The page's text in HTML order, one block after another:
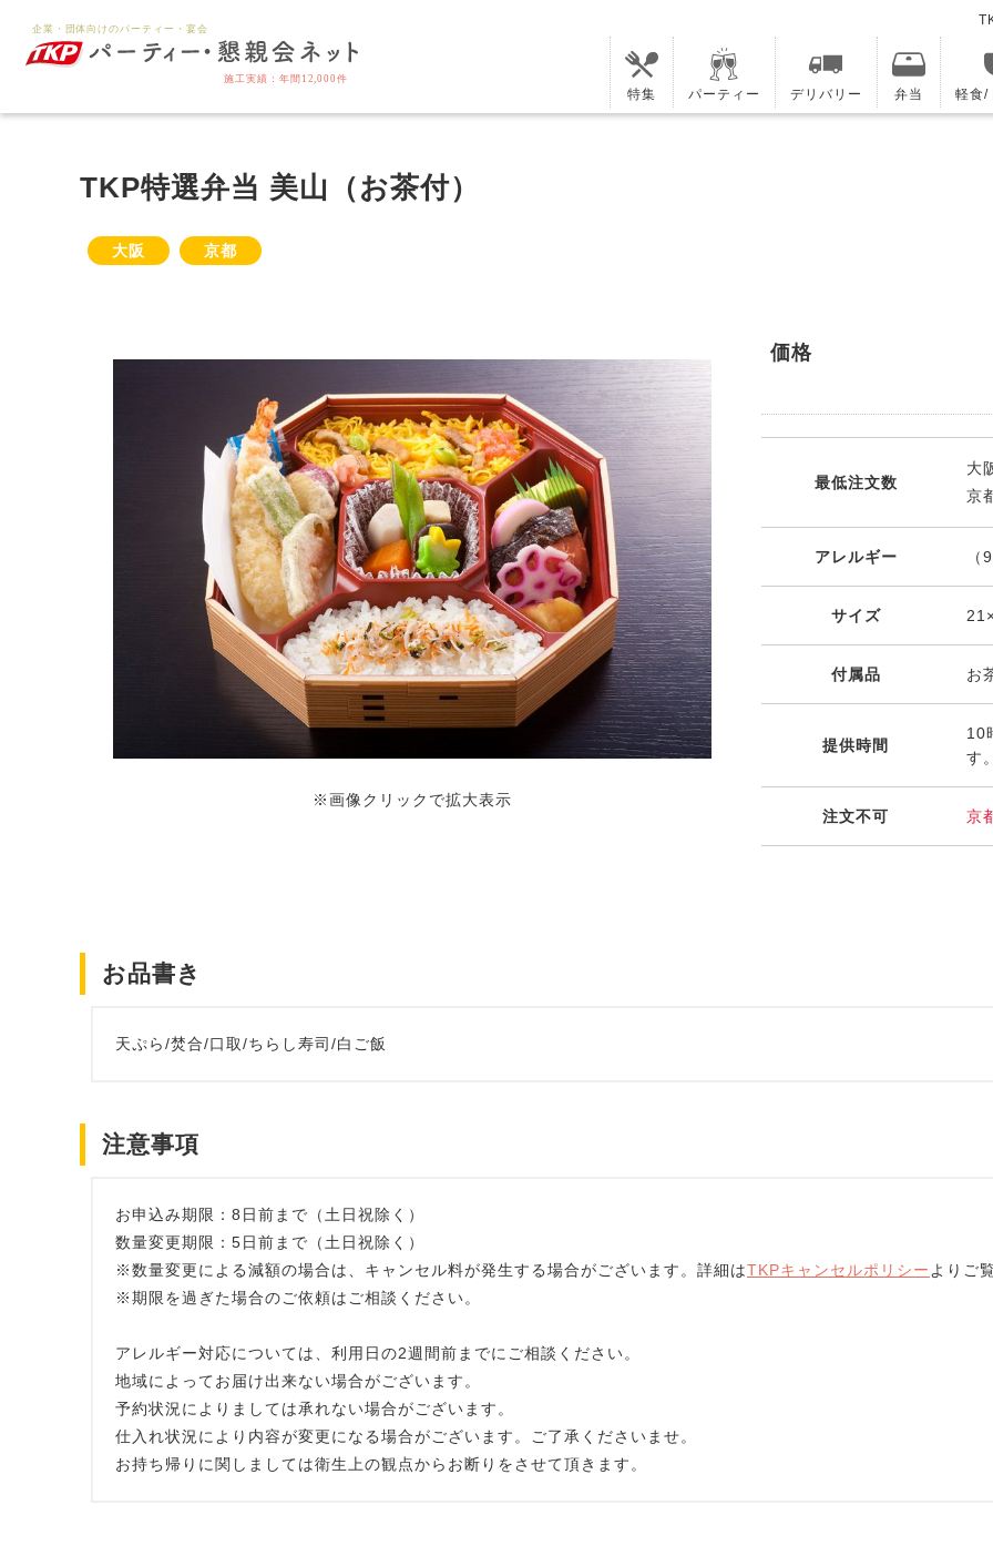
特集 パーティー デリバリー 弁当 軽食/
TKP特選弁当 美山（お茶付）
大阪 京都
※画像クリックで拡大表示
価格
最低注文数
大
京
アレルギー
サイズ
付属品 お
提供時間
10
す。
注文不可 京
お品書き
天ぷら/焚合/口取/ちらし寿司/白ご飯
注意事項
お申込み期限：8日前まで（土日祝除く）
数量変更期限：5日前まで（土日祝除く）
※数量変更による減額の場合は、キャンセル料が発生する場合がございます。詳細はTKPキャンセルポリシー よりご
※期限を過ぎた場合のご依頼はご相談ください。
アレルギー対応については、利用日の2週間前までにご相談ください。
地域によってお届け出来ない場合がございます。
予約状況によりましては承れない場合がございます。
仕入れ状況により内容が変更になる場合がございます。ご了承くださいませ。
お持ち帰りに関しましては衛生上の観点からお断りをさせて頂きます。